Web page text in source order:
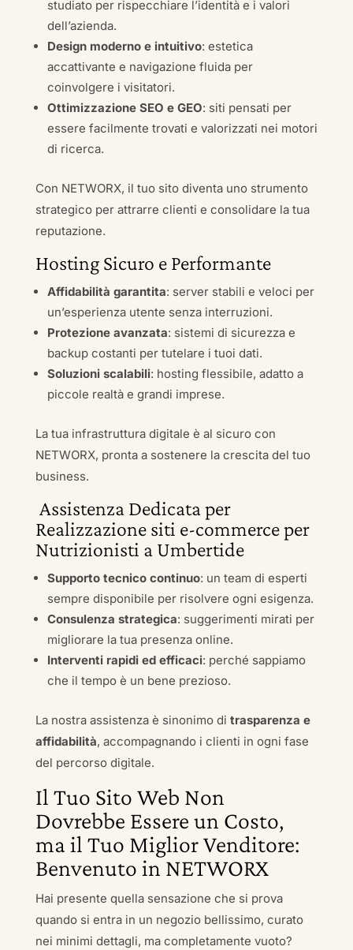
studiato per rispecchiare l’identità e i valori
dell’azienda.
Design moderno e intuitivo: estetica
accattivante e navigazione fluida per
coinvolgere i visitatori.
Ottimizzazione SEO e GEO: siti pensati per
essere facilmente trovati e valorizzati nei motori
di ricerca.
Con NETWORX, il tuo sito diventa uno strumento
strategico per attrarre clienti e consolidare la tua
reputazione.
Hosting Sicuro e Performante
Affidabilità garantita: server stabili e veloci per
un’esperienza utente senza interruzioni.
Protezione avanzata: sistemi di sicurezza e
backup costanti per tutelare i tuoi dati.
Soluzioni scalabili: hosting flessibile, adatto a
piccole realtà e grandi imprese.
La tua infrastruttura digitale è al sicuro con
NETWORX, pronta a sostenere la crescita del tuo
business.
Assistenza Dedicata per
Realizzazione siti e-commerce per
Nutrizionisti a Umbertide
Supporto tecnico continuo: un team di esperti
sempre disponibile per risolvere ogni esigenza.
Consulenza strategica: suggerimenti mirati per
migliorare la tua presenza online.
Interventi rapidi ed efficaci: perché sappiamo
che il tempo è un bene prezioso.
La nostra assistenza è sinonimo di trasparenza e
affidabilità, accompagnando i clienti in ogni fase
del percorso digitale.
Il Tuo Sito Web Non
Dovrebbe Essere un Costo,
ma il Tuo Miglior Venditore:
Benvenuto in NETWORX
Hai presente quella sensazione che si prova
quando si entra in un negozio bellissimo, curato
nei minimi dettagli, ma completamente vuoto?